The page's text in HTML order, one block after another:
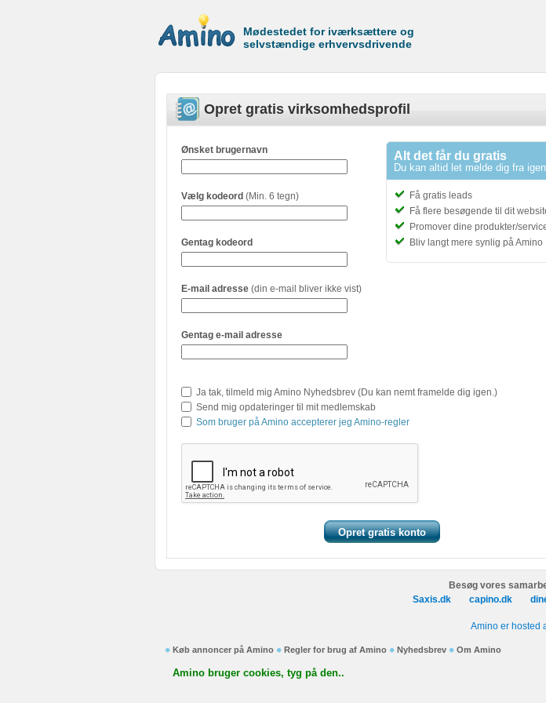
Mødestedet for iværksættere og
selvstændige erhvervsdrivende
Opret gratis virksomhedsprofil
Alt det får du gratis
Du kan altid let melde dig fra igen
Få gratis leads
Få flere besøgende til dit
Promover dine produkter/
Bliv langt mere synlig på Amino
Ønsket brugernavn
Vælg kodeord (Min. 6 tegn)
Gentag kodeord
E-mail adresse (din e-mail bliver ikke vist)
Gentag e-mail adresse
Ja tak, tilmeld mig Amino Nyhedsbrev (Du kan nemt framelde dig igen.)
Send mig opdateringer til mit medlemskab
Som bruger på Amino accepterer jeg Amino-regler
Besøg vores
Saxis.dk
capino.dk
Amino er hosted
Køb annoncer på Amino Regler for brug af Amino Nyhedsbrev Om Amino
Amino bruger cookies, tyg på den..